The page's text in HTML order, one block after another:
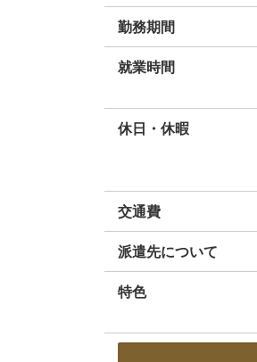
勤務期間
就業時間
休日・休暇
交通費
派遣先について
特色